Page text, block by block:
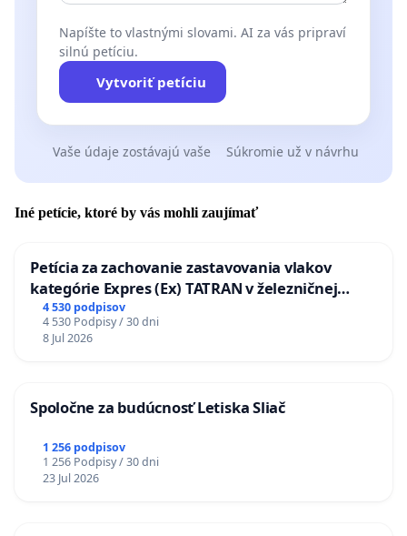
Napíšte to vlastnými slovami. AI za vás pripraví
silnú petíciu.
Vytvoriť petíciu
Vaše údaje zostávajú vaše Súkromie už v návrhu
Iné petície, ktoré by vás mohli zaujímať
Petícia za zachovanie zastavovania vlakov
kategórie Expres (Ex) TATRAN v železničnej
stanici Púchov
4 530 podpisov
4 530 Podpisy / 30 dni
8 Jul 2026
Spoločne za budúcnosť Letiska Sliač
1 256 podpisov
1 256 Podpisy / 30 dni
23 Jul 2026